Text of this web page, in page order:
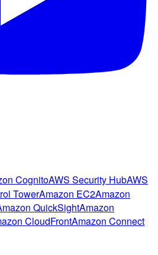
CognitoAWS Security HubAWS
TowerAmazon EC2Amazon
QuickSightAmazon
CloudFrontAmazon Connect